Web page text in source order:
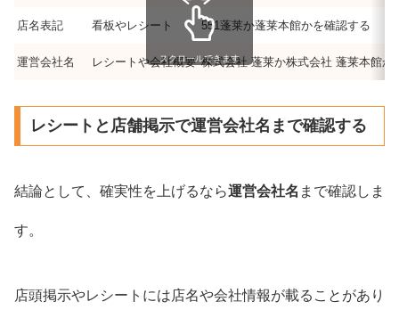
店名表記 看板やレシート 551蓬莱か蓬莱本館かを確認する
運営会社名 レシートや会社概要 株式会社 蓬莱か株式会社 蓬莱本館か
スクロールできます
レシートと店舗掲示で運営会社名まで確認する
結論として、確実性を上げるなら運営会社名 まで確認しま
す。
店頭掲示やレシートには店名や会社情報が載ることがあり